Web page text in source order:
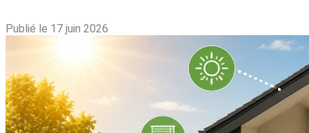
Publié le 17 juin 2026